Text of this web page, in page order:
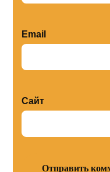
Email
Сайт